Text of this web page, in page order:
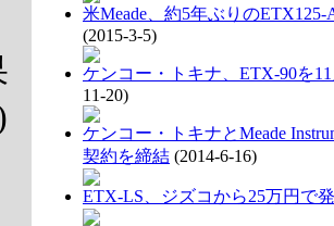
米Meade、約5年ぶりの
(2015-3-5)
ケンコー・トキナ、ETX-90を
11-20)
ケンコー・トキナとMeade
契約を締結 (2014-6-16)
ETX-LS、ジズコから25万円で